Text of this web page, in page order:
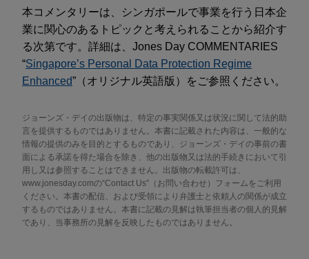
本コメンタリーは、シンガポールで事業を行う日本企
業に関心のあるトピックと考えられることから紹介す
る次第です。詳細は、Jones Day COMMENTARIES
“Singapore’s Personal Data Protection Regime
Enhanced”（オリジナル英語版）をご参照ください。
ジョーンズ・デイの出版物は、特定の事実関係又は状況に関して法的助
言を提供するものではありません。本書に記載された内容は、一般的な
情報の提供のみを目的とするものであり、ジョーンズ・デイの事前の書
面による承諾を得た場合を除き、他の出版物又は法的手続きにおいて引
用し又は参照することはできません。出版物の転載許可は、
www.jonesday.comの“Contact Us”（お問い合わせ）フォームをご利用
ください。本書の配信、および受領により弁護士と依頼人の関係が成立
するものではありません。本書に記載の見解は執筆担当者の個人的見解
であり、当事務所の見解を反映したものではありません。